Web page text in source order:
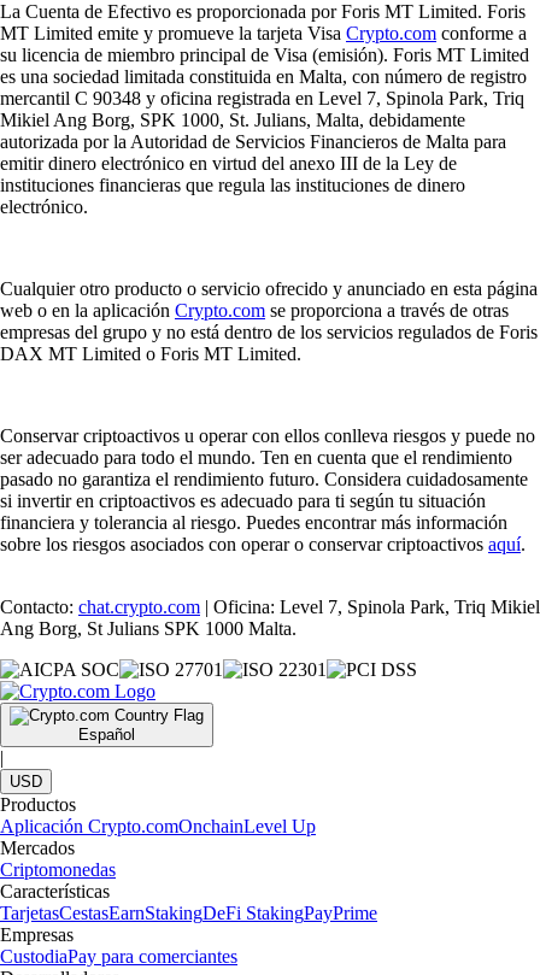
La Cuenta de Efectivo es proporcionada por Foris MT Limited. Foris
MT Limited emite y promueve la tarjeta Visa Crypto.com conforme a
su licencia de miembro principal de Visa (emisión). Foris MT Limited
es una sociedad limitada constituida en Malta, con número de registro
mercantil C 90348 y oficina registrada en Level 7, Spinola Park, Triq
Mikiel Ang Borg, SPK 1000, St. Julians, Malta, debidamente
autorizada por la Autoridad de Servicios Financieros de Malta para
emitir dinero electrónico en virtud del anexo III de la Ley de
instituciones financieras que regula las instituciones de dinero
electrónico.
Cualquier otro producto o servicio ofrecido y anunciado en esta página
web o en la aplicación Crypto.com se proporciona a través de otras
empresas del grupo y no está dentro de los servicios regulados de Foris
DAX MT Limited o Foris MT Limited.
Conservar criptoactivos u operar con ellos conlleva riesgos y puede no
ser adecuado para todo el mundo. Ten en cuenta que el rendimiento
pasado no garantiza el rendimiento futuro. Considera cuidadosamente
si invertir en criptoactivos es adecuado para ti según tu situación
financiera y tolerancia al riesgo. Puedes encontrar más información
sobre los riesgos asociados con operar o conservar criptoactivos aquí.
Contacto: chat.crypto.com | Oficina: Level 7, Spinola Park, Triq Mikiel
Ang Borg, St Julians SPK 1000 Malta.
Español
|
USD
Productos
Aplicación Crypto.comOnchainLevel Up
Mercados
Criptomonedas
Características
TarjetasCestasEarnStakingDeFi StakingPayPrime
Empresas
CustodiaPay para comerciantes